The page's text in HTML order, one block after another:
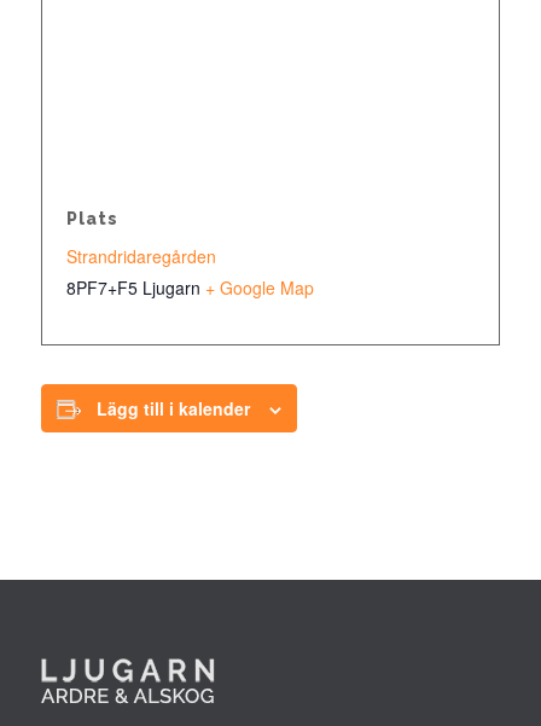
Plats
Strandridaregården
8PF7+F5 Ljugarn + Google Map
Lägg till i kalender